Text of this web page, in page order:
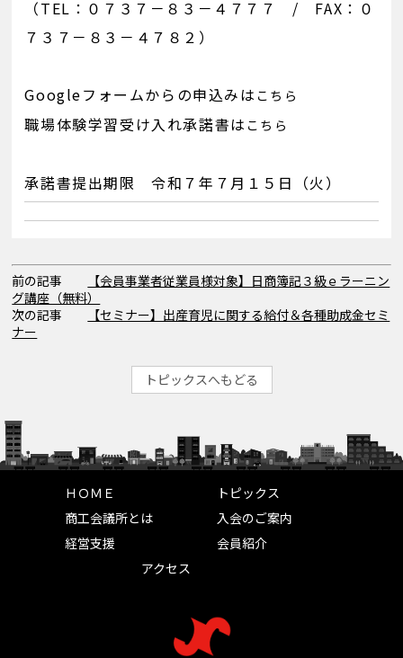
（TEL：０７３７－８３－４７７７ / FAX：０
７３７－８３－４７８２）
Googleフォームからの申込みは こちら
職場体験学習受け入れ承諾書は こちら
承諾書提出期限 令和７年７月１５日（火）
前の記事
【会員事業者従業員様対象】日商簿記３級ｅラーニン
グ講座（無料）
次の記事
【セミナー】出産育児に関する給付＆各種助成金セミ
ナー
トピックスへもどる
ＨＯＭＥ
トピックス
商工会議所とは
入会のご案内
経営支援
会員紹介
アクセス